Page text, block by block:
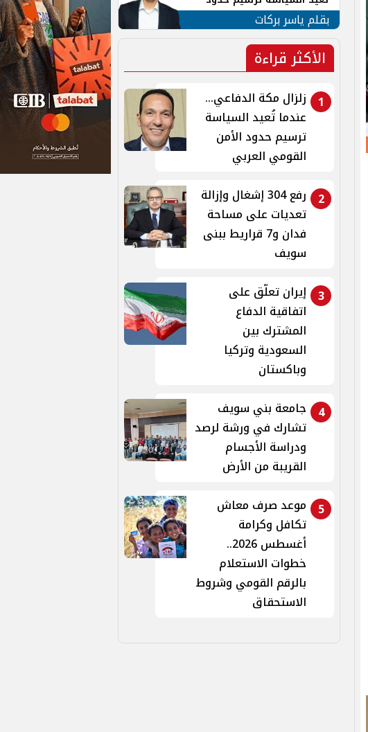
الأمن القومي العربي
بقلم ياسر بركات
الأكثر قراءة
1
زلزال مكة الدفاعي...
عندما تُعيد السياسة
ترسيم حدود الأمن
القومي العربي
2
رفع 304 إشغال وإزالة
تعديات على مساحة
فدان و7 قراريط ببنى
سويف
3 إيران تعلّق على
اتفاقية الدفاع
المشترك بين
السعودية وتركيا
وباكستان
4
جامعة بني سويف
تشارك في ورشة لرصد
ودراسة الأجسام
القريبة من الأرض
5
موعد صرف معاش
تكافل وكرامة
أغسطس 2026..
خطوات الاستعلام
بالرقم القومي وشروط
الاستحقاق